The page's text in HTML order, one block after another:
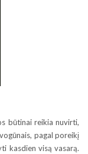
būtinai reikia nuvirti,
pagal poreikį
kasdien visą vasarą.